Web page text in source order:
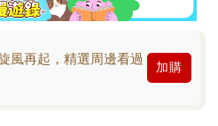
風再起，精選周邊看過
加購